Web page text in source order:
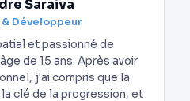
Saraiva
Développeur
et passionné de
de 15 ans. Après avoir
j'ai compris que la
clé de la progression, et